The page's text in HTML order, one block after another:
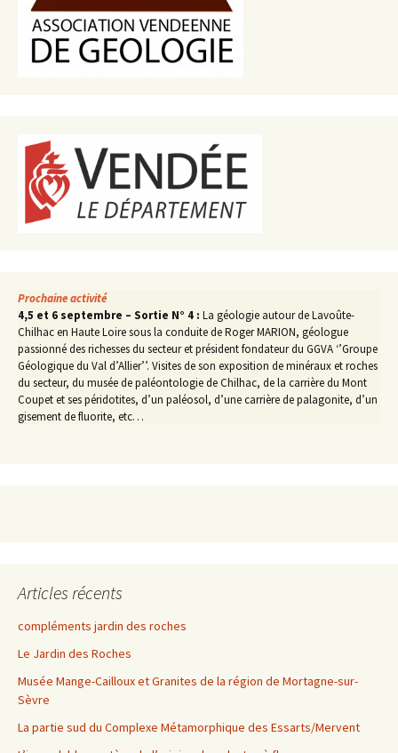
Prochaine activité
4,5 et 6 septembre – Sortie N° 4 : La géologie autour de Lavoûte-
Chilhac en Haute Loire sous la conduite de Roger MARION, géologue
passionné des richesses du secteur et président fondateur du GGVA ‘’Groupe
Géologique du Val d’Allier’’. Visites de son exposition de minéraux et roches
du secteur, du musée de paléontologie de Chilhac, de la carrière du Mont
Coupet et ses péridotites, d’un paléosol, d’une carrière de palagonite, d’un
gisement de fluorite, etc…
Articles récents
compléments jardin des roches
Le Jardin des Roches
Musée Mange-Cailloux et Granites de la région de Mortagne-sur-
Sèvre
La partie sud du Complexe Métamorphique des Essarts/Mervent